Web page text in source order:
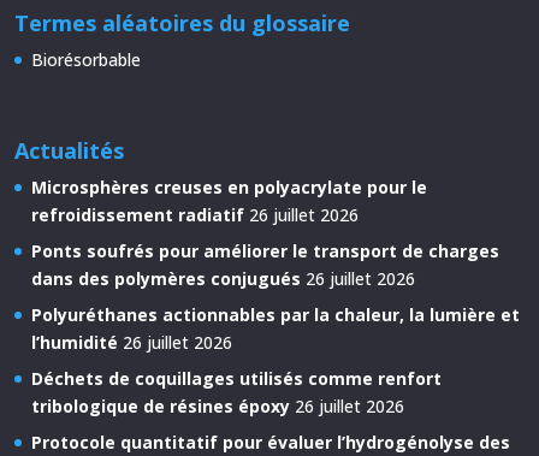
Termes aléatoires du glossaire
Biorésorbable
Actualités
Microsphères creuses en polyacrylate pour le
refroidissement radiatif 26 juillet 2026
Ponts soufrés pour améliorer le transport de charges
dans des polymères conjugués 26 juillet 2026
Polyuréthanes actionnables par la chaleur, la lumière et
l’humidité 26 juillet 2026
Déchets de coquillages utilisés comme renfort
tribologique de résines époxy 26 juillet 2026
Protocole quantitatif pour évaluer l’hydrogénolyse des